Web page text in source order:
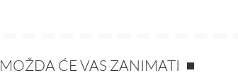
MOŽDA ĆE VAS ZANIMATI